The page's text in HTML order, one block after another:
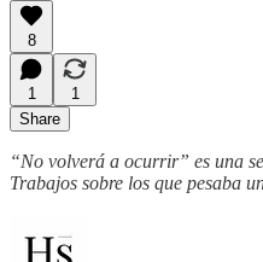
8
1
1
Share
“No volverá a ocurrir” es una
Trabajos sobre los que pesaba